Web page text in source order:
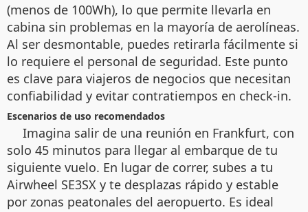
(menos de 100Wh), lo que permite llevarla en
cabina sin problemas en la mayoría de aerolíneas.
Al ser desmontable, puedes retirarla fácilmente si
lo requiere el personal de seguridad. Este punto
es clave para viajeros de negocios que necesitan
confiabilidad y evitar contratiempos en check-in.
Escenarios de uso recomendados
Imagina salir de una reunión en Frankfurt, con
solo 45 minutos para llegar al embarque de tu
siguiente vuelo. En lugar de correr, subes a tu
Airwheel SE3SX y te desplazas rápido y estable
por zonas peatonales del aeropuerto. Es ideal